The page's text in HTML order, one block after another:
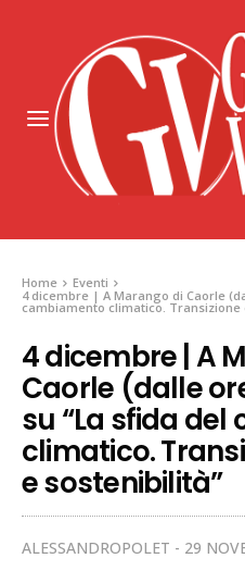
Home
Eventi
4 dicembre | A Marango di Caorle
cambiamento climatico. Transizione
4 dicembre | A
Caorle (dalle
su “La sfida
climatico.
e sostenibilità”
ALESSANDROPOLET 29